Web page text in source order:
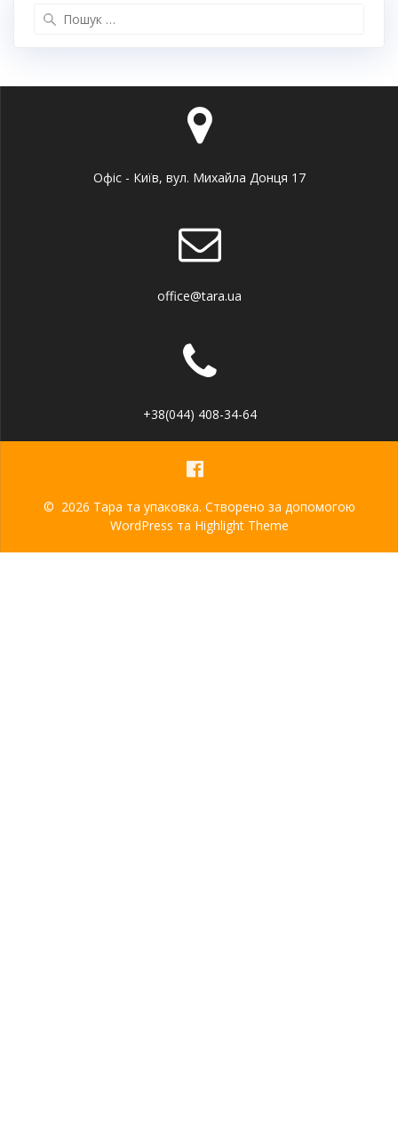
Офіс - Київ, вул. Михайла Донця 17
office@tara.ua
+38(044) 408-34-64
© 2026 Тара та упаковка. Створено за допомогою
WordPress та Highlight Theme